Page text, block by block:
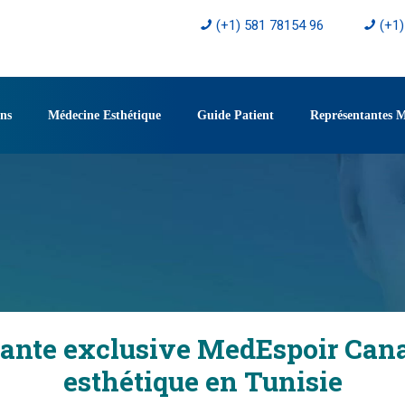
(+1) 581 78154 96
Médecine Esthétique Guide Patient Représentantes
exclusive MedEspoir
esthétique en Tunisie